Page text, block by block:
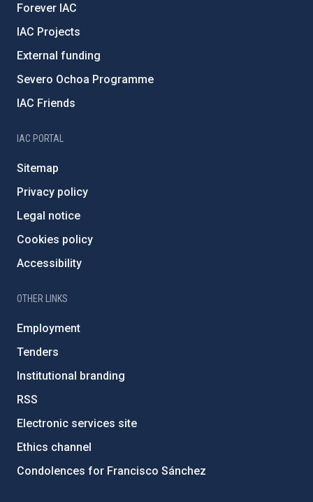
Forever IAC
IAC Projects
External funding
Severo Ochoa Programme
IAC Friends
IAC PORTAL
Sitemap
Privacy policy
Legal notice
Cookies policy
Accessibility
OTHER LINKS
Employment
Tenders
Institutional branding
RSS
Electronic services site
Ethics channel
Condolences for Francisco Sánchez